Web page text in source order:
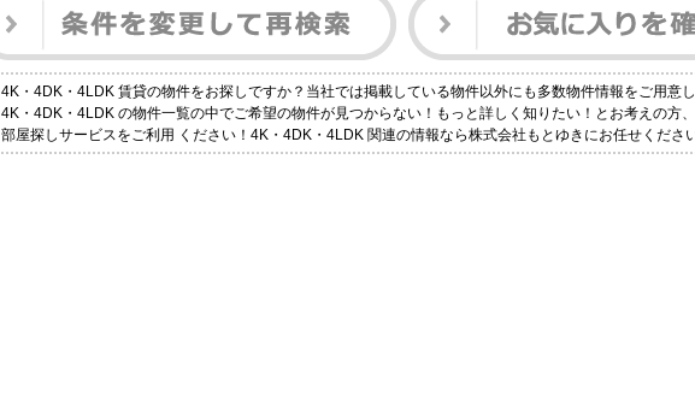
4K・4DK・4LDK 賃貸の物件をお探しですか？当社では掲載している物件以外にも多数物件情報をご用意し
4K・4DK・4LDK の物件一覧の中でご希望の物件が見つからない！もっと詳しく知りたい！とお考えの方
部屋探しサービスをご利用 ください！4K・4DK・4LDK 関連の情報なら株式会社もとゆきにお任せくださ